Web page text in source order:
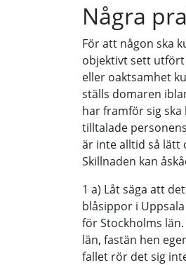
Några
För att någon ska
objektivt sett
eller oaktsamhet
ställs domaren
har framför sig
tilltalade
är inte alltid så lätt
Skillnaden kan
1 a) Låt säga att
blåsippor i
för Stockholms
län, fastän hen
fallet rör det sig